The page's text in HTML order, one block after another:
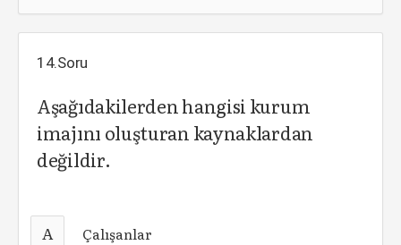
14.Soru
Aşağıdakilerden hangisi kurum
imajını oluşturan kaynaklardan
değildir.
A Çalışanlar